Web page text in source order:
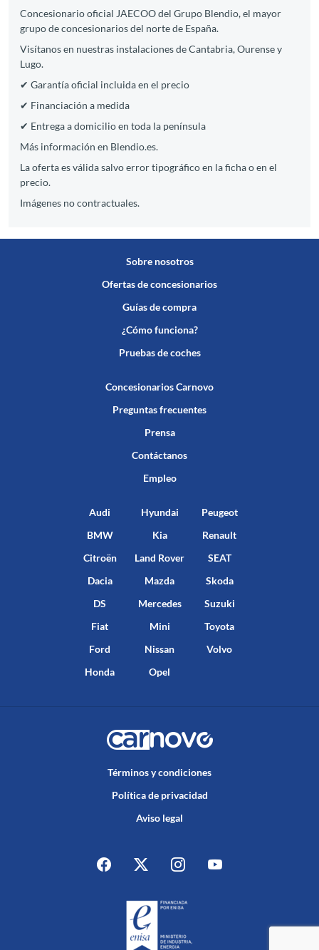
Concesionario oficial JAECOO del Grupo Blendio, el mayor
grupo de concesionarios del norte de España.
Visítanos en nuestras instalaciones de Cantabria, Ourense y
Lugo.
✔ Garantía oficial incluida en el precio
✔ Financiación a medida
✔ Entrega a domicilio en toda la península
Más información en Blendio.es.
La oferta es válida salvo error tipográfico en la ficha o en el
precio.
Imágenes no contractuales.
Sobre nosotros
Ofertas de concesionarios
Guías de compra
¿Cómo funciona?
Pruebas de coches
Concesionarios Carnovo
Preguntas frecuentes
Prensa
Contáctanos
Empleo
Audi
BMW
Citroën
Dacia
DS
Fiat
Ford
Honda
Hyundai
Kia
Land Rover
Mazda
Mercedes
Mini
Nissan
Opel
Peugeot
Renault
SEAT
Skoda
Suzuki
Toyota
Volvo
Términos y condiciones
Política de privacidad
Aviso legal